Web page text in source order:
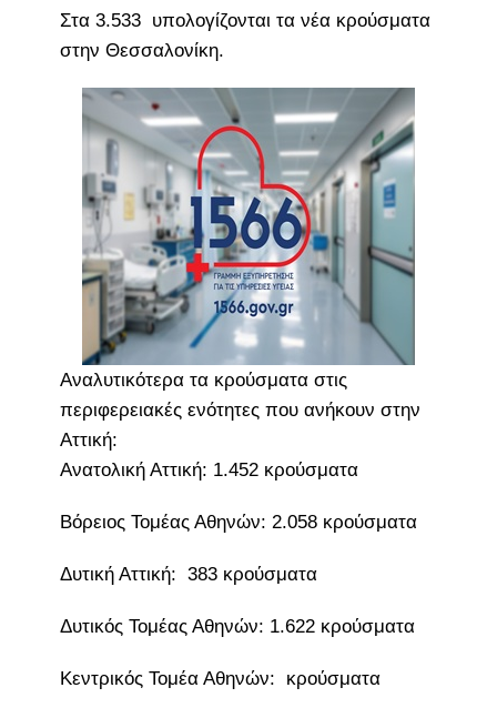
Στα 3.533 υπολογίζονται τα νέα κρούσματα
στην Θεσσαλονίκη.
Αναλυτικότερα τα κρούσματα στις
περιφερειακές ενότητες που ανήκουν στην
Αττική:
Ανατολική Αττική: 1.452 κρούσματα
Βόρειος Τομέας Αθηνών: 2.058 κρούσματα
Δυτική Αττική: 383 κρούσματα
Δυτικός Τομέας Αθηνών: 1.622 κρούσματα
Κεντρικός Τομέα Αθηνών: κρούσματα